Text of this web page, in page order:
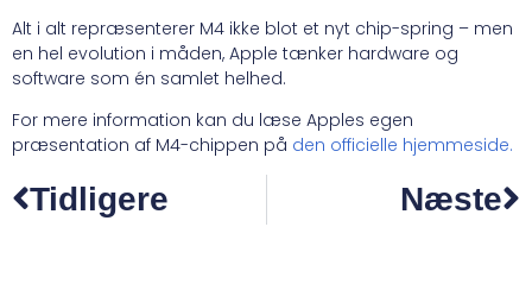
Alt i alt repræsenterer M4 ikke blot et nyt chip-spring – men
en hel evolution i måden, Apple tænker hardware og
software som én samlet helhed.
For mere information kan du læse Apples egen
præsentation af M4-chippen på den officielle hjemmeside.
Tidligere Næste